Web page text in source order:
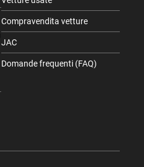
Compravendita vetture
JAC
Domande frequenti (FAQ)